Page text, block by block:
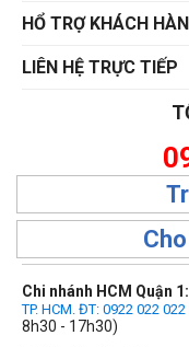
HỔ TRỢ KHÁCH
LIÊN HỆ TRỰC TIẾP
Chi nhánh HCM Quận 1:
TP. HCM. ĐT: 0922 022 022
8h30 - 17h30)